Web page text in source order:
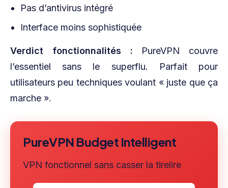
Pas d’antivirus intégré
Interface moins sophistiquée
Verdict fonctionnalités : PureVPN couvre
l’essentiel sans le superflu. Parfait pour
utilisateurs peu techniques voulant « juste que ça
marche ».
PureVPN Budget Intelligent
VPN fonctionnel sans casser la tirelire